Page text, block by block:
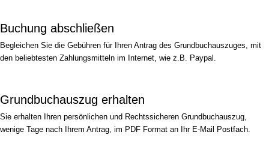
Buchung abschließen
Begleichen Sie die Gebühren für Ihren Antrag des Grundbuchauszuges, mit
den beliebtesten Zahlungsmitteln im Internet, wie z.B. Paypal.
Grundbuchauszug erhalten
Sie erhalten Ihren persönlichen und Rechtssicheren Grundbuchauszug,
wenige Tage nach Ihrem Antrag, im PDF Format an Ihr E-Mail Postfach.